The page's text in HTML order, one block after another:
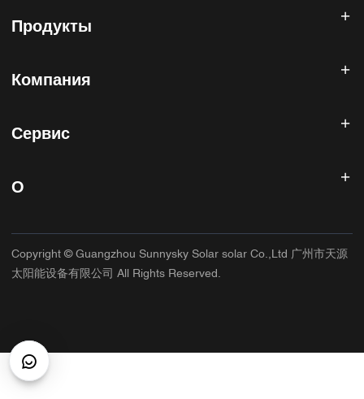
Продукты
Солнечная панель
Солнечная энергетическая система
Контроллер солнечного заряда
Компания
Продукты
О нас
Сервис
Политика возврата
Условия использования
О
Основное приложение
Copyright © Guangzhou Sunnysky Solar solar Co.,Ltd 广州市天源
太阳能设备有限公司 All Rights Reserved.